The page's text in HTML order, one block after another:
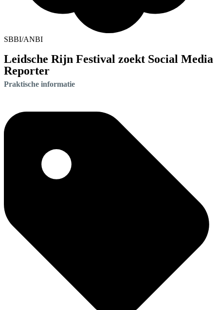
SBBI/ANBI
Leidsche Rijn Festival zoekt Social Media
Reporter
Praktische informatie